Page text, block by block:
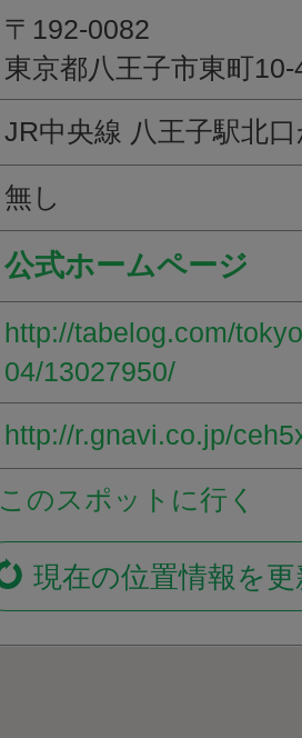
〒192-0082
東京都八王子市東町
JR中央線 八王子駅北
無し
公式ホームページ
http://tabelog.com/
04/13027950/
http://r.gnavi.co.jp/
このスポットに行く
現在の位置情報を